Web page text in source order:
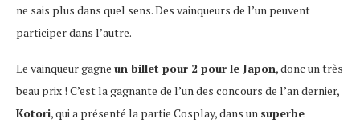
ne sais plus dans quel sens. Des vainqueurs de l’un peuvent
participer dans l’autre.
Le vainqueur gagne un billet pour 2 pour le Japon, donc un très
beau prix ! C’est la gagnante de l’un des concours de l’an dernier,
Kotori, qui a présenté la partie Cosplay, dans un superbe